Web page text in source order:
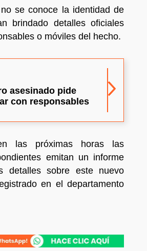
se conoce la identidad de
brindado detalles oficiales
o móviles del hecho.
asesinado pide
con responsables
las próximas horas las
emitan un informe
detalles sobre este nuevo
en el departamento